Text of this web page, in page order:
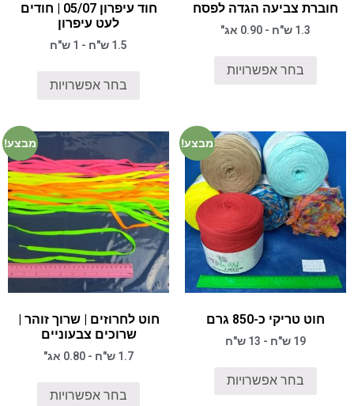
חוברת צביעה הגדה לפסח
1.3 ש"ח - 0.90 אג"
בחר אפשרויות
חוד עיפרון 05/07 | חודים
לעט עיפרון
1.5 ש"ח - 1 ש"ח
בחר אפשרויות
מבצע!
חוט טריקי כ-850 גרם
19 ש"ח - 13 ש"ח
בחר אפשרויות
מבצע!
חוט לחרוזים | שרוך זוהר |
שרוכים צבעוניים
1.7 ש"ח - 0.80 אג"
בחר אפשרויות